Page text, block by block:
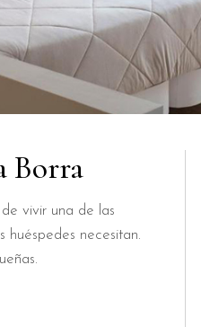
Borra
vivir una de las
huéspedes necesitan.